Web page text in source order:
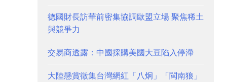
德國財長訪華前密集協調歐盟立場 聚焦稀土
與競爭力
交易商透露：中國採購美國大豆陷入停滯
大陸懸賞徵集台灣網紅「八炯」「閩南狼」